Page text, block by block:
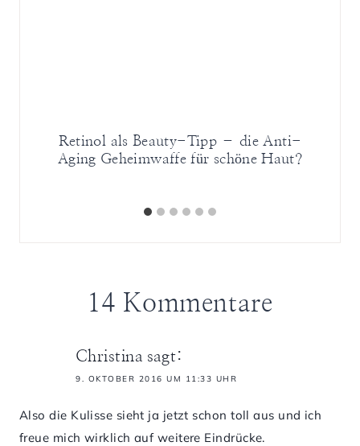
Retinol als Beauty-Tipp – die Anti-
Aging Geheimwaffe für schöne Haut?
14 Kommentare
Christina sagt:
9. OKTOBER 2016 UM 11:33 UHR
Also die Kulisse sieht ja jetzt schon toll aus und ich
freue mich wirklich auf weitere Eindrücke.